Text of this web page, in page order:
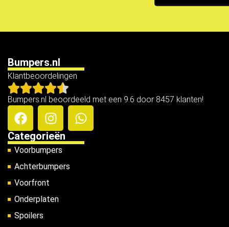
Bumpers.nl
Klantbeoordelingen
Bumpers.nl beoordeeld met een 9.6 door 8457 klanten!
Categorieën
Voorbumpers
Achterbumpers
Voorfront
Onderplaten
Spoilers